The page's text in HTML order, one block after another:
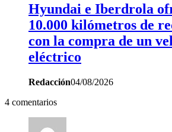
Hyundai e Iberdrola
10.000 kilómetros de
con la compra de un
eléctrico
Redacción04/08/2026
4 comentarios